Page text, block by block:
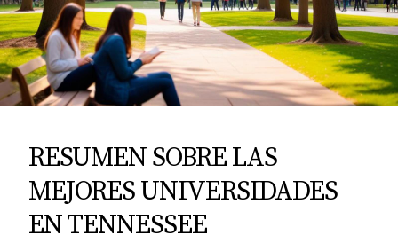
RESUMEN SOBRE LAS
MEJORES UNIVERSIDADES
EN TENNESSEE